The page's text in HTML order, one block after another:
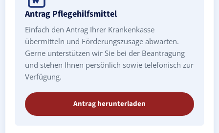
Antrag Pflegehilfsmittel
Einfach den Antrag Ihrer Krankenkasse
übermitteln und Förderungszusage abwarten.
Gerne unterstützen wir Sie bei der Beantragung
und stehen Ihnen persönlich sowie telefonisch zur
Verfügung.
Antrag herunterladen